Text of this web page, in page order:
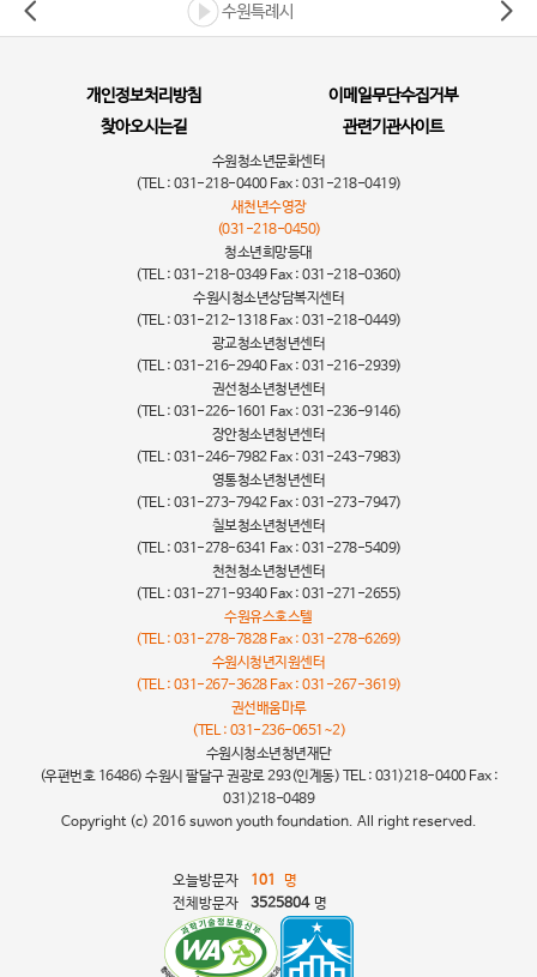
수원특례시
개인정보처리방침
이메일무단수집거부
찾아오시는길
관련기관사이트
수원청소년문화센터
(TEL : 031-218-0400 Fax : 031-218-0419)
새천년수영장
(031-218-0450)
청소년희망등대
(TEL : 031-218-0349 Fax : 031-218-0360)
수원시청소년상담복지센터
(TEL : 031-212-1318 Fax : 031-218-0449)
광교청소년청년센터
(TEL : 031-216-2940 Fax : 031-216-2939)
권선청소년청년센터
(TEL : 031-226-1601 Fax : 031-236-9146)
장안청소년청년센터
(TEL : 031-246-7982 Fax : 031-243-7983)
영통청소년청년센터
(TEL : 031-273-7942 Fax : 031-273-7947)
칠보청소년청년센터
(TEL : 031-278-6341 Fax : 031-278-5409)
천천청소년청년센터
(TEL : 031-271-9340 Fax : 031-271-2655)
수원유스호스텔
(TEL : 031-278-7828 Fax : 031-278-6269)
수원시청년지원센터
(TEL : 031-267-3628 Fax : 031-267-3619)
권선배움마루
(TEL : 031-236-0651~2)
수원시청소년청년재단
(우편번호 16486) 수원시 팔달구 권광로 293(인계동) TEL : 031)218-0400 Fax :
031)218-0489
Copyright (c) 2016 suwon youth foundation. All right reserved.
오늘방문자 101
명
전체방문자
3525804명